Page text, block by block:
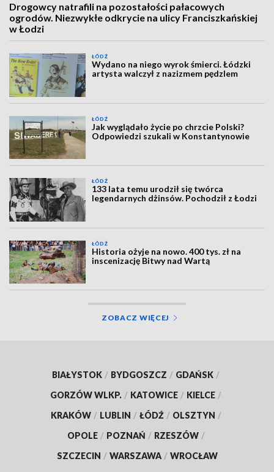
Drogowcy natrafili na pozostałości pałacowych
ogrodów. Niezwykłe odkrycie na ulicy Franciszkańskiej
w Łodzi
ŁÓDŹ
Wydano na niego wyrok śmierci. Łódzki
artysta walczył z nazizmem pędzlem
ŁÓDŹ
Jak wyglądało życie po chrzcie Polski?
Odpowiedzi szukali w Konstantynowie
ŁÓDŹ
133 lata temu urodził się twórca
legendarnych dżinsów. Pochodził z Łodzi
ŁÓDŹ
Historia ożyje na nowo. 400 tys. zł na
inscenizację Bitwy nad Wartą
ZOBACZ WIĘCEJ
BIAŁYSTOK / BYDGOSZCZ / GDAŃSK /
GORZÓW WLKP. / KATOWICE / KIELCE /
KRAKÓW / LUBLIN / ŁÓDŹ / OLSZTYN /
OPOLE / POZNAŃ / RZESZÓW /
SZCZECIN / WARSZAWA / WROCŁAW